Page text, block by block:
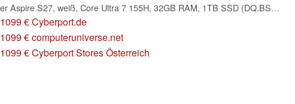
Acer Aspire S27, weiß, Core Ultra 7 155H, 32GB RAM, 1TB SSD (DQ.BSCEG.003)
1099 € Cyberport.de
1099 € computeruniverse.net
1099 € Cyberport Stores Österreich